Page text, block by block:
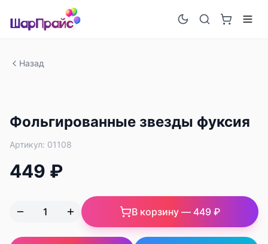
Назад
Фольгированные звезды фуксия
Артикул: 01108
449 ₽
В корзину — 449 ₽